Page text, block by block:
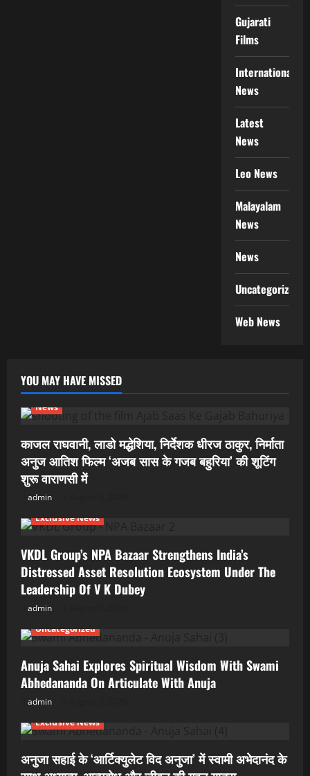
Gujarati
Films
International
News
Latest
News
Leo News
Malayalam
News
News
Uncategorized
Web News
YOU MAY HAVE MISSED
News
काजल राघवानी, लाडो मद्धेशिया, निर्देशक धीरज ठाकुर, निर्माता
अनुज आतिश फिल्म ‘अजब सास के गजब बहुरिया’ की शूटिंग
शुरू वाराणसी में
admin
Exclusive News
VKDL Group’s NPA Bazaar Strengthens India’s
Distressed Asset Resolution Ecosystem Under The
Leadership Of V K Dubey
admin
Uncategorized
Anuja Sahai Explores Spiritual Wisdom With Swami
Abhedananda On Articulate With Anuja
admin
Exclusive News
अनुजा सहाई के ‘आर्टिक्युलेट विद अनुजा’ में स्वामी अभेदानंद के